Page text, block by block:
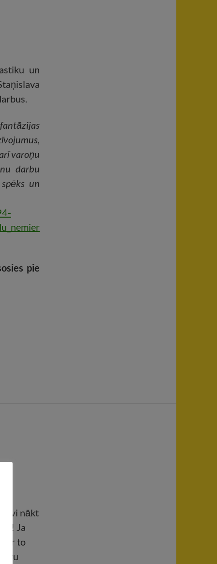
un
varoņu
darbu
un
pie
nākt
Ja
to